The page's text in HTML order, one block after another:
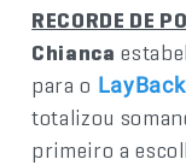
RECORDE DE
Chianca
para o
totalizou
primeiro a